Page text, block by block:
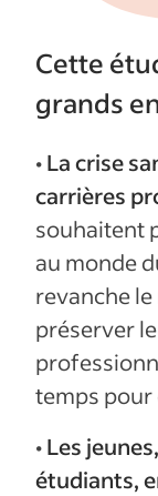
Cette
grands
•La crise
carrières
souhaitent
au monde
revanche
préserver
temps pour
•Les
étudiants,